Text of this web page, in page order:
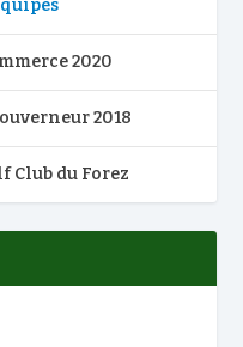
2020
2018
Club du Forez